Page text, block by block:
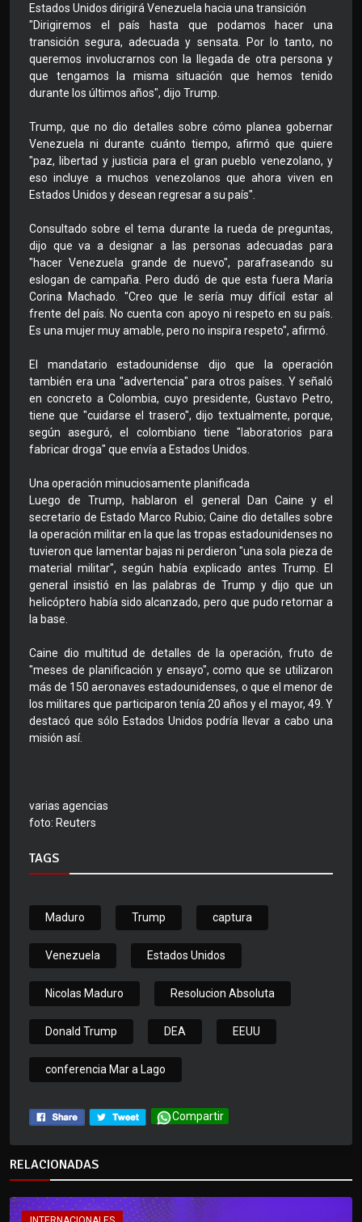
Estados Unidos dirigirá Venezuela hacia una transición
"Dirigiremos el país hasta que podamos hacer una
transición segura, adecuada y sensata. Por lo tanto, no
queremos involucrarnos con la llegada de otra persona y
que tengamos la misma situación que hemos tenido
durante los últimos años", dijo Trump.
Trump, que no dio detalles sobre cómo planea gobernar
Venezuela ni durante cuánto tiempo, afirmó que quiere
"paz, libertad y justicia para el gran pueblo venezolano, y
eso incluye a muchos venezolanos que ahora viven en
Estados Unidos y desean regresar a su país".
Consultado sobre el tema durante la rueda de preguntas,
dijo que va a designar a las personas adecuadas para
"hacer Venezuela grande de nuevo", parafraseando su
eslogan de campaña. Pero dudó de que esta fuera María
Corina Machado. "Creo que le sería muy difícil estar al
frente del país. No cuenta con apoyo ni respeto en su país.
Es una mujer muy amable, pero no inspira respeto", afirmó.
El mandatario estadounidense dijo que la operación
también era una "advertencia" para otros países. Y señaló
en concreto a Colombia, cuyo presidente, Gustavo Petro,
tiene que "cuidarse el trasero", dijo textualmente, porque,
según aseguró, el colombiano tiene "laboratorios para
fabricar droga" que envía a Estados Unidos.
Una operación minuciosamente planificada
Luego de Trump, hablaron el general Dan Caine y el
secretario de Estado Marco Rubio; Caine dio detalles sobre
la operación militar en la que las tropas estadounidenses no
tuvieron que lamentar bajas ni perdieron "una sola pieza de
material militar", según había explicado antes Trump. El
general insistió en las palabras de Trump y dijo que un
helicóptero había sido alcanzado, pero que pudo retornar a
la base.
Caine dio multitud de detalles de la operación, fruto de
"meses de planificación y ensayo", como que se utilizaron
más de 150 aeronaves estadounidenses, o que el menor de
los militares que participaron tenía 20 años y el mayor, 49. Y
destacó que sólo Estados Unidos podría llevar a cabo una
misión así.
varias agencias
foto: Reuters
TAGS
Maduro Trump captura
Venezuela Estados Unidos
Nicolas Maduro Resolucion Absoluta
Donald Trump DEA EEUU
conferencia Mar a Lago
Compartir
RELACIONADAS